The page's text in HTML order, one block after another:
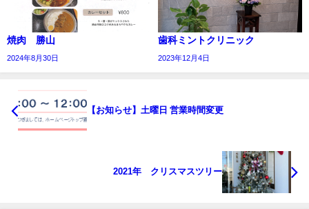
焼肉 勝山
2024年8月30日
歯科ミントクリニック
2023年12月4日
【お知らせ】土曜日 営業時間変更
2021年 クリスマスツリー